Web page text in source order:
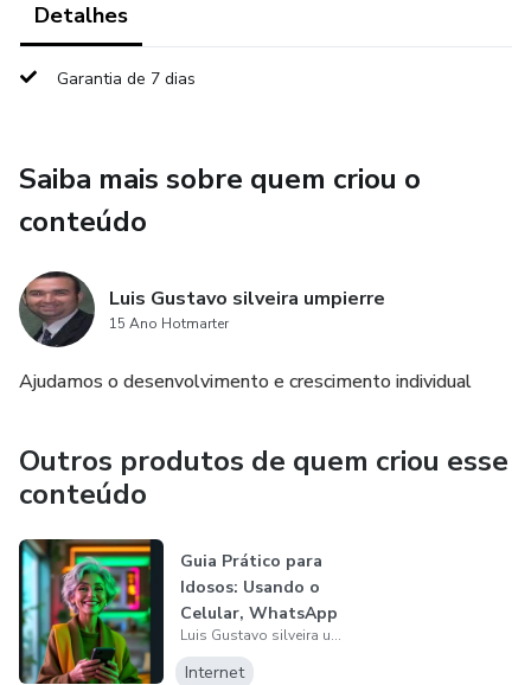
• Ação antioxidante e anti-inflamatória: Certas plantas
protegendo o coração e os vasos sanguíneos.
podem reduzir o estresse, que é um fator de risco para
pressão alta.
• Alternativa acessível e segura: Podem ser cultivadas em
casa e consumidas em chás, temperos ou cápsulas,
oferecendo uma opção natural de cuidado .
Detalhes
Garantia de 7 dias
Saiba mais sobre quem criou o
conteúdo
Luis Gustavo silveira umpierre
15 Ano Hotmarter
Ajudamos o desenvolvimento e crescimento individual
Outros produtos de quem criou esse
conteúdo
Guia Prático para
Idosos: Usando o
Celular, WhatsApp
e Pi...
Luis Gustavo silveira umpierre
Internet